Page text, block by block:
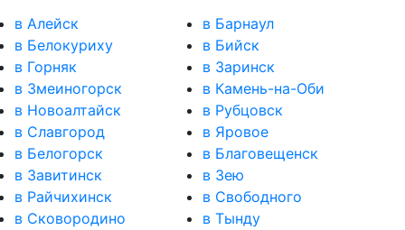
в Алейск
в Барнаул
в Белокуриху
в Бийск
в Горняк
в Заринск
в Змеиногорск
в Камень-на-Оби
в Новоалтайск
в Рубцовск
в Славгород
в Яровое
в Белогорск
в Благовещенск
в Завитинск
в Зею
в Райчихинск
в Свободного
в Сковородино
в Тынду